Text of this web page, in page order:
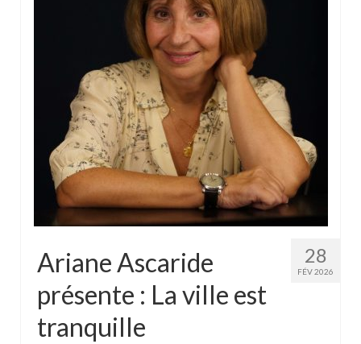
28
FÉV 2026
Ariane Ascaride
présente : La ville est
tranquille